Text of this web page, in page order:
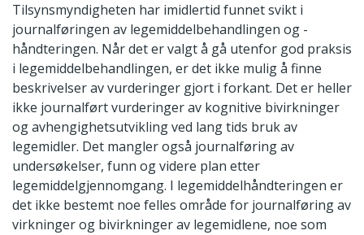
Tilsynsmyndigheten har imidlertid funnet svikt i
journalføringen av legemiddelbehandlingen og -
håndteringen. Når det er valgt å gå utenfor god praksis
i legemiddelbehandlingen, er det ikke mulig å finne
beskrivelser av vurderinger gjort i forkant. Det er heller
ikke journalført vurderinger av kognitive bivirkninger
og avhengighetsutvikling ved lang tids bruk av
legemidler. Det mangler også journalføring av
undersøkelser, funn og videre plan etter
legemiddelgjennomgang. I legemiddelhåndteringen er
det ikke bestemt noe felles område for journalføring av
virkninger og bivirkninger av legemidlene, noe som